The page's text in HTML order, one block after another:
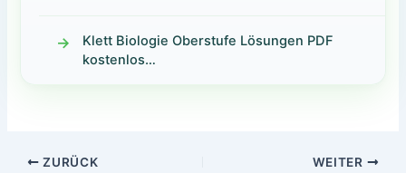
Klett Biologie Oberstufe Lösungen PDF
kostenlos…
ZURÜCK WEITER